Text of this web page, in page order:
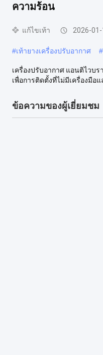
ความร้อน
แก้ไขเท้า 2026-01-
#เท้ายางเครื่องปรับอากาศ #
เครื่องปรับอากาศ แอนติไวบ
เพื่อการติดตั้งที่ไม่มีเครื่องมือ
ข้อความของผู้เยี่ยมชม